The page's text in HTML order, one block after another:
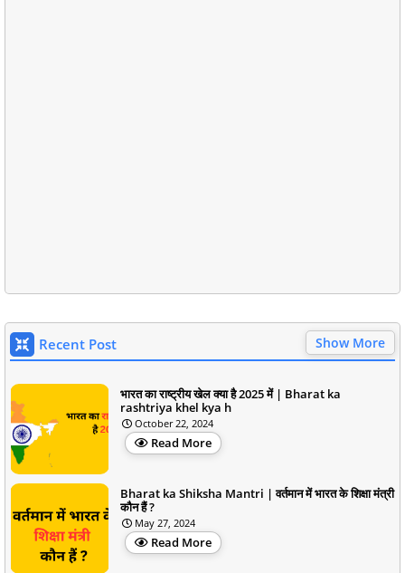
Recent Post Show More
भारत का राष्ट्रीय खेल क्या है 2025 में | Bharat ka
rashtriya khel kya h
October 22, 2024
Read More
Bharat ka Shiksha Mantri | वर्तमान में भारत के शिक्षा मंत्री
कौन हैं ?
May 27, 2024
Read More